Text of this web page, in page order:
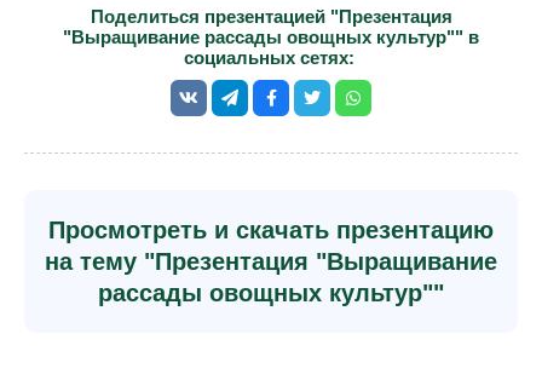
Поделиться презентацией "Презентация
"Выращивание рассады овощных культур"" в
социальных сетях:
Просмотреть и скачать презентацию
на тему "Презентация "Выращивание
рассады овощных культур""